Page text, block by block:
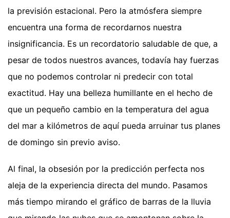
la previsión estacional. Pero la atmósfera siempre
encuentra una forma de recordarnos nuestra
insignificancia. Es un recordatorio saludable de que, a
pesar de todos nuestros avances, todavía hay fuerzas
que no podemos controlar ni predecir con total
exactitud. Hay una belleza humillante en el hecho de
que un pequeño cambio en la temperatura del agua
del mar a kilómetros de aquí pueda arruinar tus planes
de domingo sin previo aviso.
Al final, la obsesión por la predicción perfecta nos
aleja de la experiencia directa del mundo. Pasamos
más tiempo mirando el gráfico de barras de la lluvia